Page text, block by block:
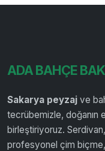
ADA BAHÇE
Sakarya peyzaj ve
tecrübemizle, doğanın
birleştiriyoruz.
profesyonel çim